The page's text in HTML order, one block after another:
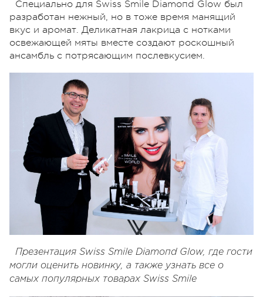
Специально для Swiss Smile Diаmопd Glow был
разработан нежный, но в тоже время манящий
вкус и аромат. Деликатная лакрица с нотками
освежающей мяты вместе создают роскошный
ансамбль с потрясающим послевкусием.
Презентация Swiss Smile Diаmопd Glow, где гости
могли оценить новинку, а также узнать все о
самых популярных товарах Swiss Smile